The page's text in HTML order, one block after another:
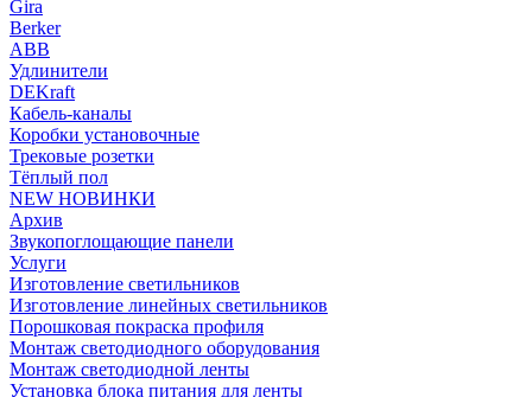
Gira
Berker
ABB
Удлинители
DEKraft
Кабель-каналы
Коробки установочные
Трековые розетки
Тёплый пол
NEW НОВИНКИ
Архив
Звукопоглощающие панели
Услуги
Изготовление светильников
Изготовление линейных светильников
Порошковая покраска профиля
Монтаж светодиодного оборудования
Монтаж светодиодной ленты
Установка блока питания для ленты